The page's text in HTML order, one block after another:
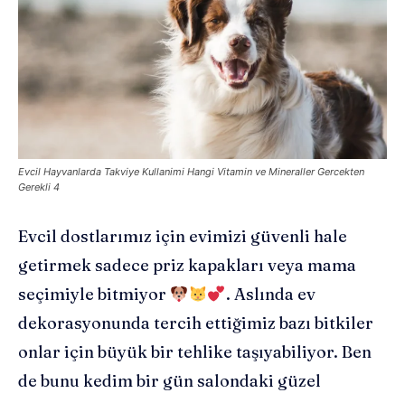
Evcil Hayvanlarda Takviye Kullanimi Hangi Vitamin ve Mineraller Gercekten
Gerekli 4
Evcil dostlarımız için evimizi güvenli hale
getirmek sadece priz kapakları veya mama
seçimiyle bitmiyor
. Aslında ev
dekorasyonunda tercih ettiğimiz bazı bitkiler
onlar için büyük bir tehlike taşıyabiliyor. Ben
de bunu kedim bir gün salondaki güzel